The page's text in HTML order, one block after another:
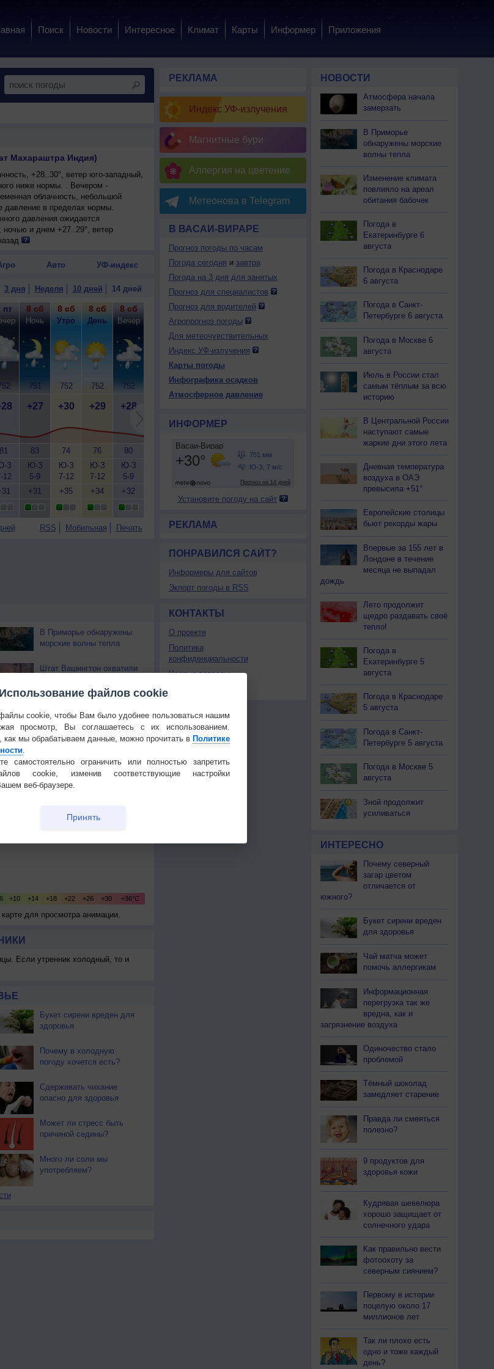
Поиск Новости Интересное Климат Карты Информер Приложения
Махараштра Индия)
+28..30°, ветер юго-западный,
ниже нормы. . Вечером -
облачность, небольшой
давление в пределах нормы.
давления ожидается
и днем +27..29°, ветер
Авто УФ-индекс
3 дня Неделя 10 дней 14 дней
пт
81
З
12
8 сб
Ночь
751
+27
83
Ю-З
5-9
+31
8 сб
Утро
752
+30
74
Ю-З
7-12
+35
8 сб
День
752
+29
76
Ю-З
7-12
+34
8 сб
Вечер
752
+28
80
Ю-З
5-9
+32
9 вс 9 вс
Утро
753
69
Ю-З
9 вс
День
752
74
Ю-З
9 вс
Вечер
753
81
Ю-З
Ю-З
10 пн
Утро
5-9
10 пн
День
752
Ю-З
7-12
10 пн
Вечер
753
Ю-З
5-9
+32
11 вт
Ночь
752
Ю-З
5-9
+31
Утро
753
Ю-З
RSS Мобильная Печать
В Приморье обнаружены
морские волны тепла
Штат Вашингтон охватили
Температура Облачность Осадки
для просмотра анимации.
Если утренник холодный, то и
Букет сирени вреден для
здоровья
Почему в холодную
погоду хочется есть?
Сдерживать чихание
опасно для здоровья
Может ли стресс быть
причиной седины?
Много ли соли мы
употребляем?
РЕКЛАМА
Индекс УФ-излучения
Магнитные бури
Аллергия на цветение
Метеонова в Telegram
В ВАСАИ-ВИРАРЕ
Прогноз погоды по часам
Погода сегодня и завтра
Погода на 3 дня для занятых
Прогноз для специалистов
Прогноз для водителей
Агропрогноз погоды
Для метеочувствительных
Индекс УФ-излучения
Карты погоды
Инфографика осадков
Атмосферное давление
ИНФОРМЕР
Установите погоду на сайт
РЕКЛАМА
ПОНРАВИЛСЯ САЙТ?
Информеры для сайтов
Экпорт погоды в RSS
КОНТАКТЫ
О проекте
Политика
конфиденциальности
Частые вопросы
НОВОСТИ
Атмосфера начала
замерзать
В Приморье
обнаружены морские
волны тепла
Изменение климата
повлияло на ареал
обитания бабочек
Погода в
Екатеринбурге 6
августа
Погода в Краснодаре
6 августа
Погода в Санкт-
Петербурге 6 августа
Погода в Москве 6
августа
Июль в России стал
самым тёплым за всю
историю
В Центральной России
наступают самые
жаркие дни этого лета
Дневная температура
воздуха в ОАЭ
превысила +51°
Европейские столицы
бьют рекорды жары
Впервые за 155 лет в
Лондоне в течение
месяца не выпадал
дождь
Лето продолжит
щедро раздавать своё
тепло!
Погода в
Екатеринбурге 5
августа
Погода в Краснодаре
5 августа
Погода в Санкт-
Петербурге 5 августа
Погода в Москве 5
августа
Зной продолжит
усиливаться
ИНТЕРЕСНО
Почему северный
загар цветом
отличается от
южного?
Букет сирени вреден
для здоровья
Чай матча может
помочь аллергикам
Информационная
перегрузка так же
вредна, как и
загрязнение воздуха
Одиночество стало
проблемой
Тёмный шоколад
замедляет старение
Правда ли смеяться
полезно?
9 продуктов для
здоровья кожи
Кудрявая шевелюра
хорошо защищает от
солнечного удара
Как правильно вести
фотоохоту за
северным сиянием?
Первому в истории
поцелую около 17
миллионов лет
Так ли плохо есть
одно и тоже каждый
день?
Использование файлов cookie
cookie, чтобы Вам было удобнее пользоваться нашим
просмотр, Вы соглашаетесь с их использованием.
как мы обрабатываем данные, можно прочитать в Политике
самостоятельно ограничить или полностью запретить
cookie, изменив соответствующие настройки
веб-браузере.
Принять